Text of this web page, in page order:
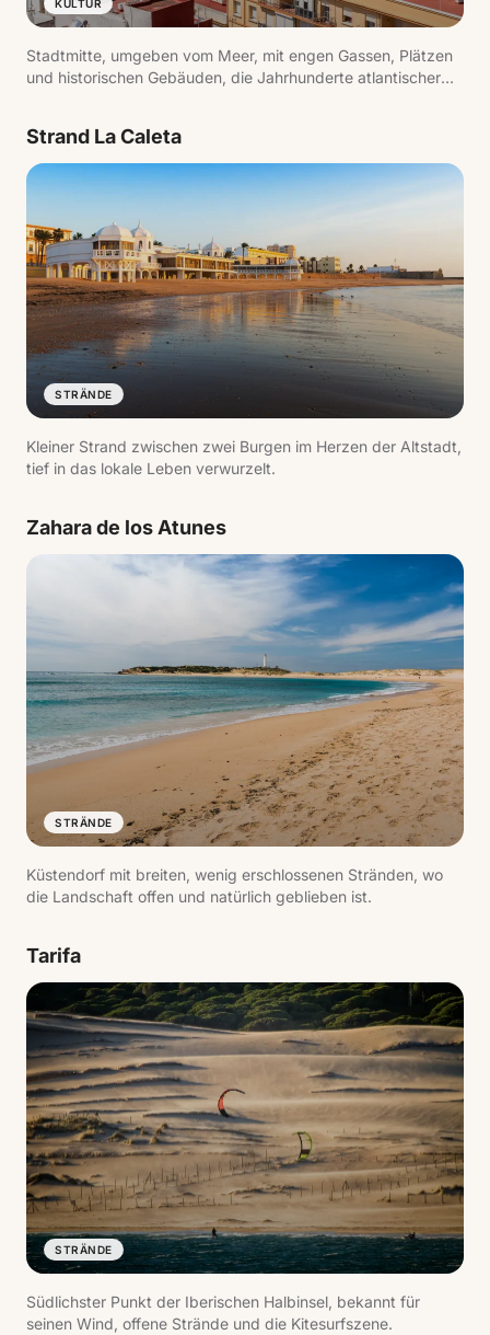
KULTUR
Stadtmitte, umgeben vom Meer, mit engen Gassen, Plätzen
und historischen Gebäuden, die Jahrhunderte atlantischer
Strand La Caleta
STRÄNDE
Kleiner Strand zwischen zwei Burgen im Herzen der Altstadt,
tief in das lokale Leben verwurzelt.
Zahara de los Atunes
STRÄNDE
Küstendorf mit breiten, wenig erschlossenen Stränden, wo
die Landschaft offen und natürlich geblieben ist.
Tarifa
STRÄNDE
Südlichster Punkt der Iberischen Halbinsel, bekannt für
seinen Wind, offene Strände und die Kitesurfszene.